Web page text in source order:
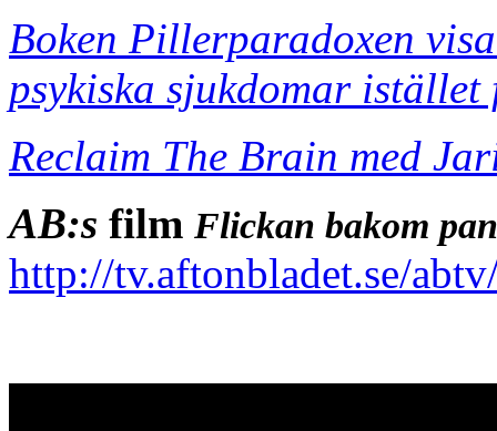
Boken Pillerparadoxen
psykiska sjukdomar
Reclaim The Brain med
AB:s film Flickan bakom
http://tv.aftonbladet.se/